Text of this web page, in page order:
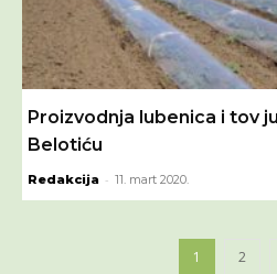
Proizvodnja lubenica i tov
Belotiću
Redakcija - 11. mart 2020.
1 2